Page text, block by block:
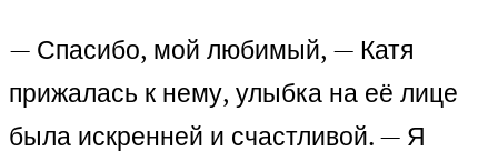
— Спасибо, мой любимый, — Катя
прижалась к нему, улыбка на её лице
была искренней и счастливой. — Я